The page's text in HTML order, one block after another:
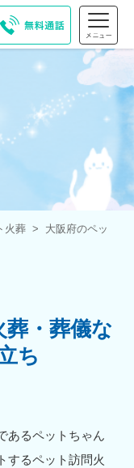
火葬
大阪府のペッ
・葬儀な
ち
あるペットちゃん
するペット訪問火